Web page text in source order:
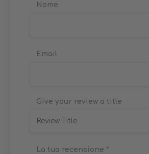
Give your review a title
La tua recensione *
Nome
Email